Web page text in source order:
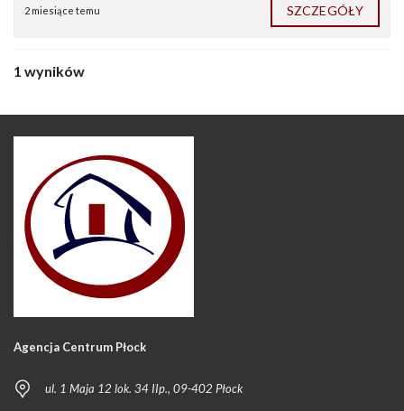
2 miesiące temu SZCZEGÓŁY
1 wyników
Agencja Centrum Płock
ul. 1 Maja 12 lok. 34 IIp., 09-402 Płock